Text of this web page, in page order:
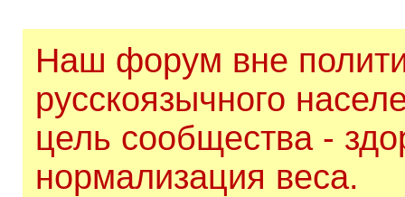
Наш форум вне
русскоязычного
цель сообщества -
нормализация веса.